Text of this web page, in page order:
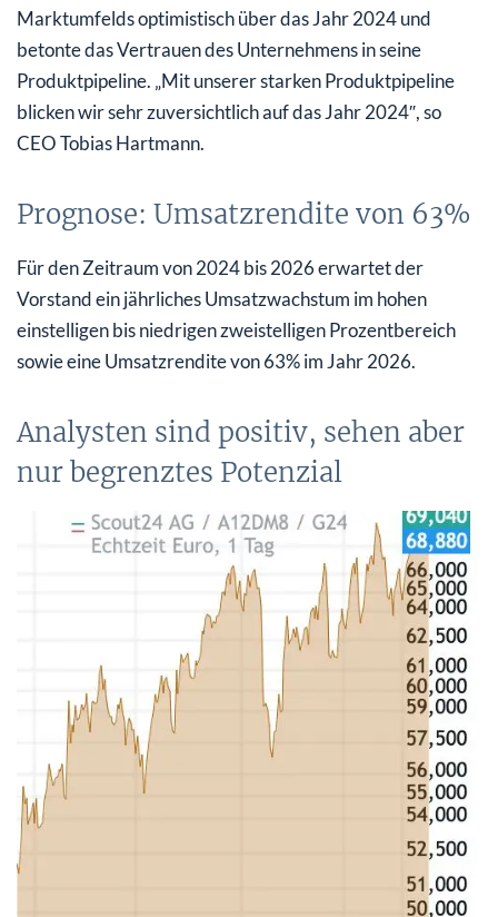
Marktumfelds optimistisch über das Jahr 2024 und
betonte das Vertrauen des Unternehmens in seine
Produktpipeline. „Mit unserer starken Produktpipeline
blicken wir sehr zuversichtlich auf das Jahr 2024″, so
CEO Tobias Hartmann.
Prognose: Umsatzrendite von 63%
Für den Zeitraum von 2024 bis 2026 erwartet der
Vorstand ein jährliches Umsatzwachstum im hohen
einstelligen bis niedrigen zweistelligen Prozentbereich
sowie eine Umsatzrendite von 63% im Jahr 2026.
Analysten sind positiv, sehen aber
nur begrenztes Potenzial